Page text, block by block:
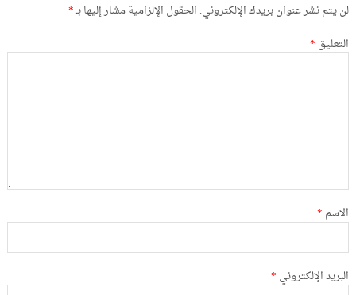
لن يتم نشر عنوان بريدك الإلكتروني. الحقول الإلزامية مشار إليها بـ*
التعليق *
الاسم *
البريد الإلكتروني *